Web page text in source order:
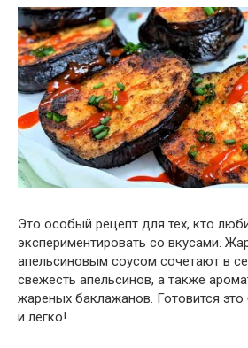
Это особый рецепт для тех, кто
экспериментировать со вкусами.
апельсиновым соусом сочетают в
свежесть апельсинов, а также
жареных баклажанов. Готовится
и легко!